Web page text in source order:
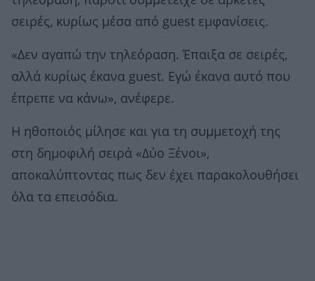
σειρές, κυρίως μέσα από guest εμφανίσεις.
«Δεν αγαπώ την τηλεόραση. Έπαιξα σε σειρές,
αλλά κυρίως έκανα guest. Εγώ έκανα αυτό που
έπρεπε να κάνω», ανέφερε.
Η ηθοποιός μίλησε και για τη συμμετοχή της
στη δημοφιλή σειρά «Δύο Ξένοι»,
αποκαλύπτοντας πως δεν έχει παρακολουθήσει
όλα τα επεισόδια.